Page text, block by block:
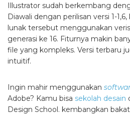
Illustrator sudah berkembang
Diawali dengan perilisan versi 1-
lunak tersebut menggunakan
generasi ke 16. Fiturnya makin
file yang kompleks. Versi terbaru
intuitif.
Ingin mahir menggunakan
Adobe? Kamu bisa sekolah desain
Design School. kembangkan